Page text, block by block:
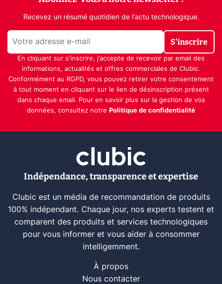
Recevez un résumé quotidien de l'actu technologique.
S'inscrire
En cliquant sur s'inscrire, j’accepte de recevoir par email des
informations, actualités et offres commerciales de Clubic.
Conformément au RGPD, vous pouvez retirer votre consentement
à tout moment en cliquant sur le lien de désinscription présent
dans chaque email. Pour en savoir plus sur la gestion de vos
données, consultez notre Politique de confidentialité
Indépendance, transparence et expertise
Clubic est un média de recommandation de produits
100% indépendant. Chaque jour, nos experts testent et
comparent des produits et services technologiques
pour vous informer et vous aider à consommer
intelligemment.
À propos
Nous contacter